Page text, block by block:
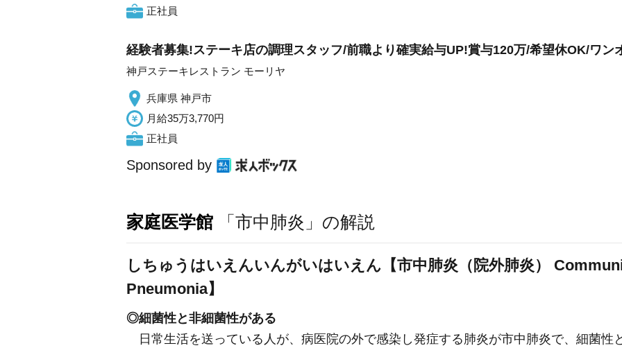
正社員
経験者募集!ステーキ店の調理スタッフ/前職より確実給与UP!賞与120万/希望休OK/ワン
神戸ステーキレストラン モーリヤ
兵庫県 神戸市
月給35万3,770円
正社員
Sponsored by
家庭医学館 「市中肺炎」の解説
しちゅうはいえんいんがいはいえん【市中肺炎（院外肺炎）
Pneumonia】
◎細菌性と非細菌性がある
日常生活を送っている人が、病医院の外で感染し発症する肺炎が市中肺炎で、細菌性